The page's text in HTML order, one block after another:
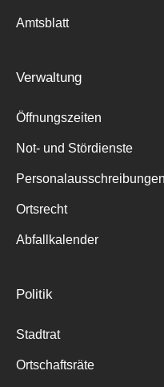
Suche
Amtsblatt
Verwaltung
Öffnungszeiten
Not- und Stördienste
Personalausschreibungen
Ortsrecht
Abfallkalender
Politik
Stadtrat
Ortschaftsräte